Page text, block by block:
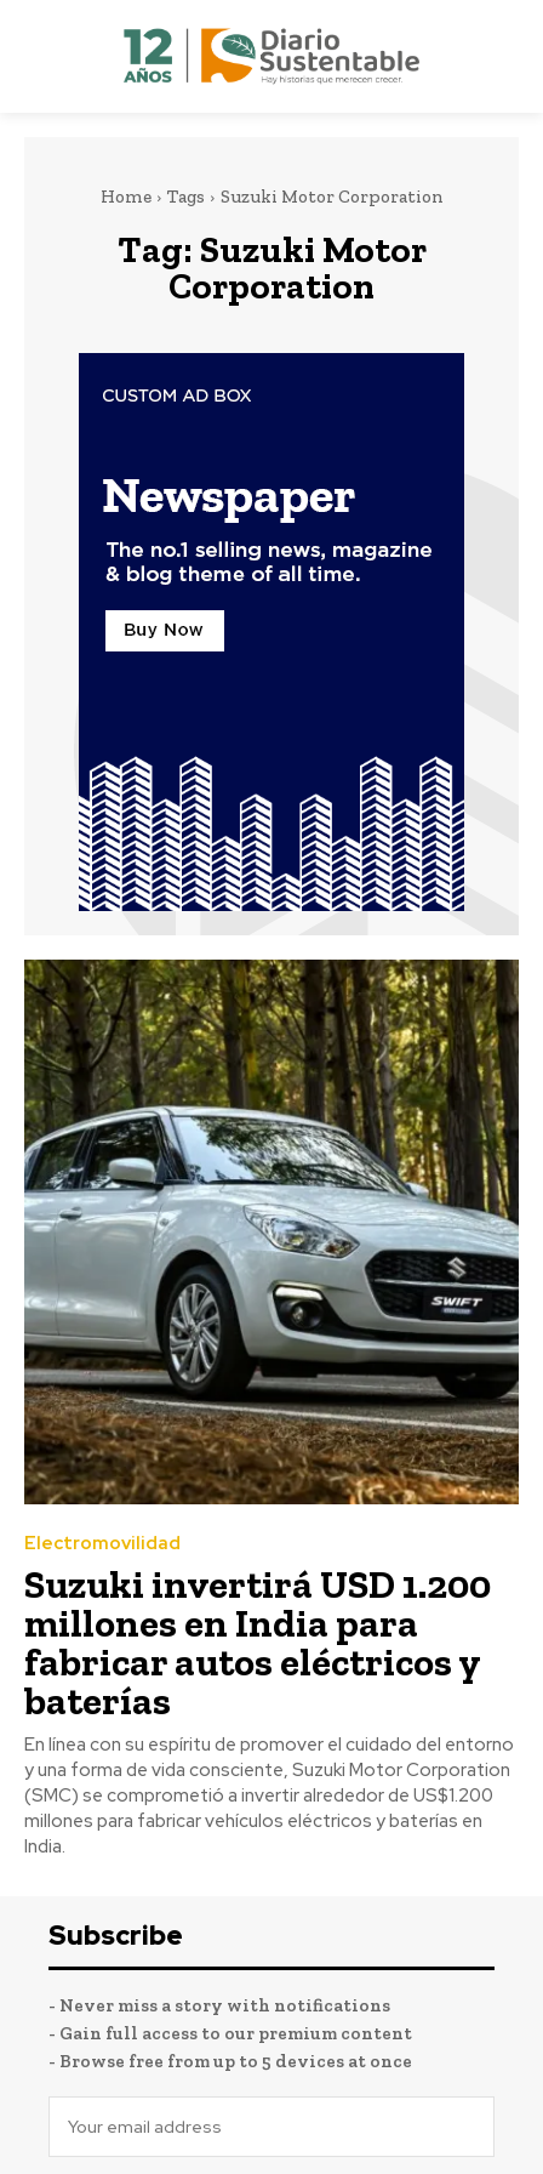
Home Tags Suzuki Motor Corporation
Tag: Suzuki Motor
Corporation
Electromovilidad
Suzuki invertirá USD 1.200
millones en India para
fabricar autos eléctricos y
baterías
En línea con su espíritu de promover el cuidado del entorno
y una forma de vida consciente, Suzuki Motor Corporation
(SMC) se comprometió a invertir alrededor de US$1.200
millones para fabricar vehículos eléctricos y baterías en
India.
Subscribe
- Never miss a story with notifications
- Gain full access to our premium content
- Browse free from up to 5 devices at once